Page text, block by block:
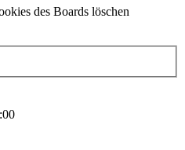
des Boards löschen